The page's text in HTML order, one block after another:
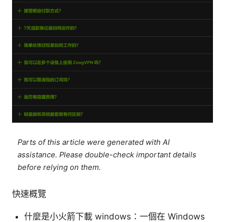
Parts of this article were generated with AI
assistance. Please double-check important details
before relying on them.
快速概覽
什麼是小火箭下載 windows：一個在 Windows